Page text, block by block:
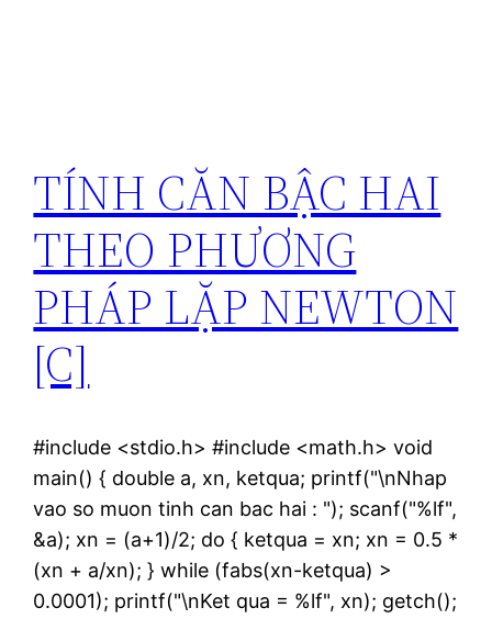
TÍNH CĂN BẬC HAI
THEO PHƯƠNG
PHÁP LẶP NEWTON
[C]
#include <stdio.h> #include <math.h> void
main() { double a, xn, ketqua; printf("\nNhap
vao so muon tinh can bac hai : "); scanf("%lf",
&a); xn = (a+1)/2; do { ketqua = xn; xn = 0.5 *
(xn + a/xn); } while (fabs(xn-ketqua) >
0.0001); printf("\nKet qua = %lf", xn); getch();